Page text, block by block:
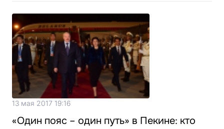
13 мая 2017 19:16
«Один пояс – один путь» в Пекине: кто